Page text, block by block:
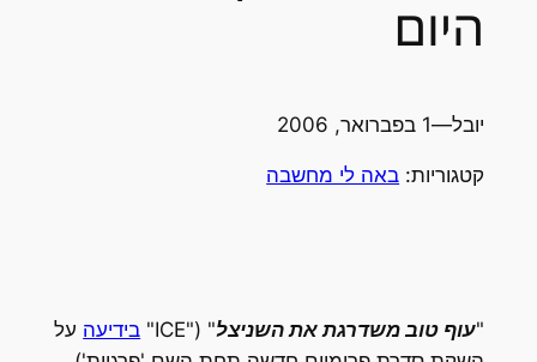
היום
יובל—1 בפברואר, 2006
קטגוריות: באה לי מחשבה
"עוף טוב משדרגת את השניצל" ("ICE" בידיעה על